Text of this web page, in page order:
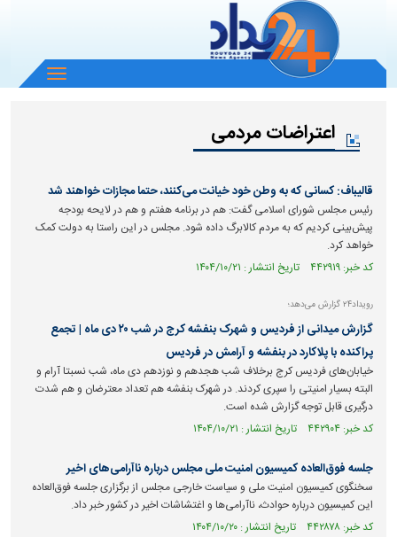
باز
و
اعتراضات مردمی
قالیباف: کسانی که به وطن خود خیانت می‌کنند، حتما مجازات خواهند شد
رئیس مجلس شورای اسلامی گفت: هم در برنامه هفتم و هم در لایحه بودجه
پیش‌بینی کردیم که به مردم کالابرگ داده شود. مجلس در این راستا به دولت کمک
خواهد کرد.
کد خبر: ۴۴۲۹۱۹ تاریخ انتشار : ۱۴۰۴/۱۰/۲۱
رویداد۲۴ گزارش می‌دهد؛
گزارش میدانی از فردیس و شهرک بنفشه کرج در شب ۲۰ دی ماه | تجمع
پراکنده با پلاکارد در بنفشه و آرامش در فردیس
خیابان‌های فردیس کرج برخلاف شب هجدهم و نوزدهم دی ماه، شب نسبتا آرام و
البته بسیار امنیتی را سپری کردند. در شهرک بنفشه هم تعداد معترضان و هم شدت
درگیری قابل توجه گزارش شده است.
کد خبر: ۴۴۲۹۰۴ تاریخ انتشار : ۱۴۰۴/۱۰/۲۱
جلسه فوق‌العاده کمیسیون امنیت ملی مجلس درباره ناآرامی‌های اخیر
سخنگوی کمیسیون امنیت ملی و سیاست خارجی مجلس از برگزاری جلسه فوق‌العاده
این کمیسیون درباره حوادث، ناآرامی‌ها و اغتشاشات اخیر در کشور خبر داد.
کد خبر: ۴۴۲۸۷۸ تاریخ انتشار : ۱۴۰۴/۱۰/۲۰